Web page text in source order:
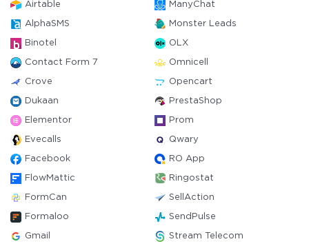
Airtable ManyChat
AlphaSMS Monster Leads
Binotel OLX
Contact Form 7 Omnicell
Crove Opencart
Dukaan PrestaShop
Elementor Prom
Evecalls Qwary
Facebook RO App
FlowMattic Ringostat
FormCan SellAction
Formaloo SendPulse
Gmail Stream Telecom